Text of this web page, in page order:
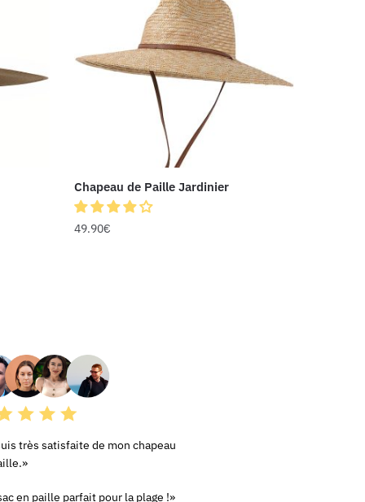
Chapeau de Paille Jardinier
49.90€
très satisfaite de mon chapeau
en paille parfait pour la plage !»